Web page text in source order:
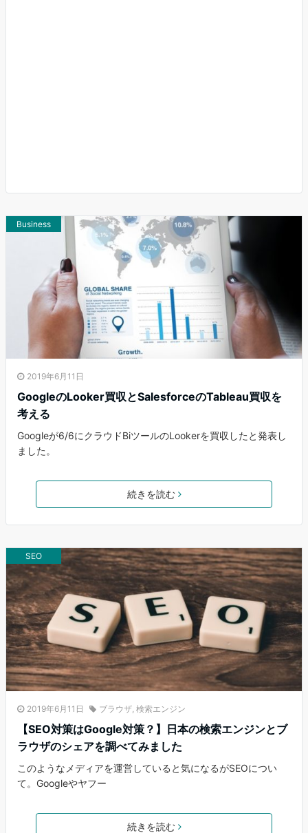
Business
2019年6月11日
GoogleのLooker買収とSalesforceのTableau買収を
考える
Googleが6/6にクラウドBiツールのLookerを買収したと発表し
ました。
続きを読む
SEO
2019年6月11日 ブラウザ 検索エンジン
【SEO対策はGoogle対策？】日本の検索エンジンとブ
ラウザのシェアを調べてみました
このようなメディアを運営していると気になるがSEOについ
て。Googleやヤフー
続きを読む